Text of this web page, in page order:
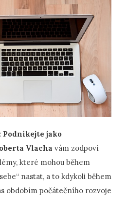
Podnikejte jako
Vlacha vám zodpoví
které mohou během
nastat, a to kdykoli během
obdobím počátečního rozvoje